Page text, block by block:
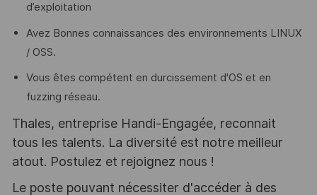
d’exploitation
Avez Bonnes connaissances des environnements LINUX
/ OSS.
Vous êtes compétent en durcissement d'OS et en
fuzzing réseau.
Thales, entreprise Handi-Engagée, reconnait
tous les talents. La diversité est notre meilleur
atout. Postulez et rejoignez nous !
Le poste pouvant nécessiter d'accéder à des